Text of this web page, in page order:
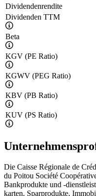
Dividendenrendite
Dividenden TTM
Beta
KGV (PE Ratio)
KGWV (PEG Ratio)
KBV (PB Ratio)
KUV (PS Ratio)
Die Caisse Régionale de
du Poitou Société
Bankprodukte und -
karten, Sparprodukte,